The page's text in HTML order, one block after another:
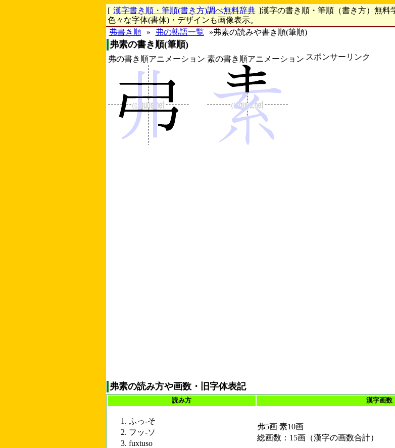
[ 漢字書き順・筆順(書き方)調べ無料辞典 ]漢字の書き順・筆順（書き方）無料
色々な字体(書体)・デザインも画像表示。
弗書き順
» 弗の熟語一覧 »弗素の読みや書き順(筆順)
弗素の書き順(筆順)
弗の書き順アニメーション 素の書き順アニメーション スポンサーリンク
弗素の読み方や画数・旧字体表記
読み方 漢字画数
ふっ-そ
フッ-ソ
fuxtuso
弗5画 素10画
総画数：15画（漢字の画数合計）